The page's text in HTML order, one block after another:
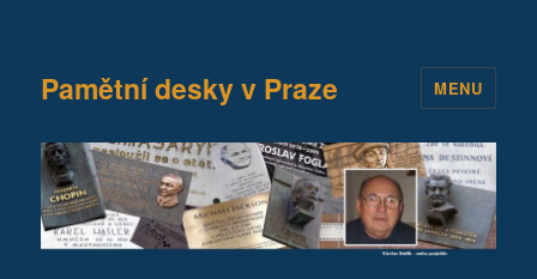
Pamětní desky v Praze MENU